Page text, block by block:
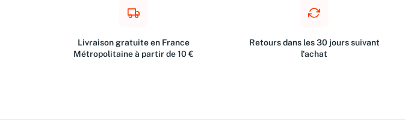
Livraison gratuite en France
Métropolitaine à partir de 10 €
Retours dans les 30 jours suivant
l'achat